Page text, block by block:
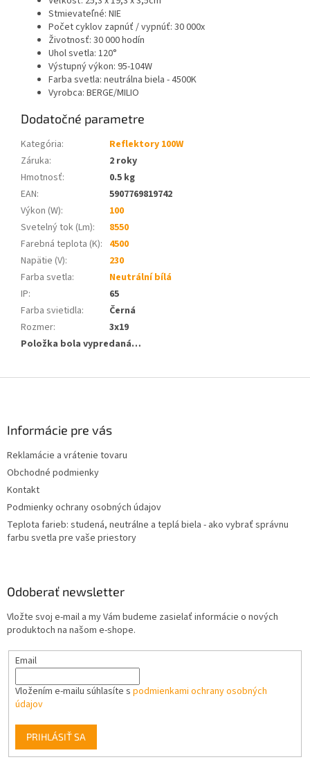
Stmievateľné: NIE
Počet cyklov zapnúť / vypnúť: 30 000x
Životnosť: 30 000 hodín
Uhol svetla: 120°
Výstupný výkon: 95-104W
Farba svetla: neutrálna biela - 4500K
Vyrobca: BERGE/MILIO
Dodatočné parametre
Kategória:
Reflektory 100W
Záruka:
2 roky
Hmotnosť:
0.5 kg
EAN:
5907769819742
Výkon (W):
100
Svetelný tok (Lm):
8550
Farebná teplota (K): 4500
Napätie (V):
230
Farba svetla:
Neutrální bílá
IP:
65
Farba svietidla:
Černá
Rozmer:
3x19
Položka bola vypredaná…
Informácie pre vás
Reklamácie a vrátenie tovaru
Obchodné podmienky
Kontakt
Podmienky ochrany osobných údajov
Teplota farieb: studená, neutrálne a teplá biela - ako vybrať správnu
farbu svetla pre vaše priestory
Odoberať newsletter
Vložte svoj e-mail a my Vám budeme zasielať informácie o nových
produktoch na našom e-shope.
Email
Vložením e-mailu súhlasíte s podmienkami ochrany osobných
údajov
PRIHLÁSIŤ SA